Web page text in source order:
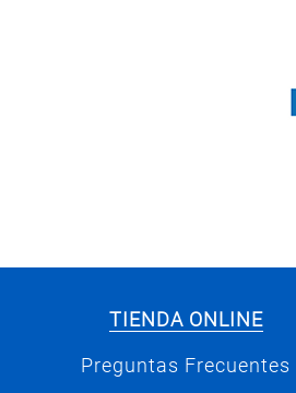
TIENDA ONLINE
Preguntas Frecuentes